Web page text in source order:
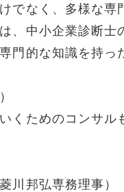
でなく、多様な
、中小企業診断
門的な知識を持っ
くためのコンサ
川邦弘専務理事）